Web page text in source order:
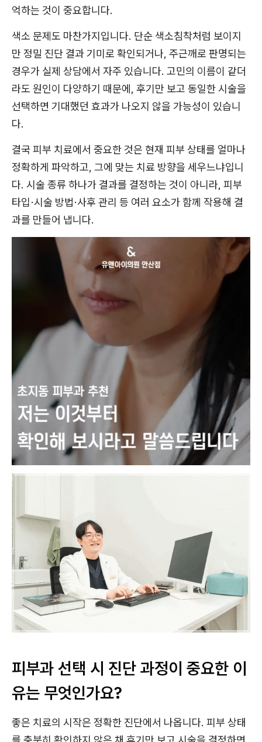
억하는 것이 중요합니다.
색소 문제도 마찬가지입니다. 단순 색소침착처럼 보이지
만 정밀 진단 결과 기미로 확인되거나, 주근깨로 판명되는
경우가 실제 상담에서 자주 있습니다. 고민의 이름이 같더
라도 원인이 다양하기 때문에, 후기만 보고 동일한 시술을
선택하면 기대했던 효과가 나오지 않을 가능성이 있습니
다.
결국 피부 치료에서 중요한 것은 현재 피부 상태를 얼마나
정확하게 파악하고, 그에 맞는 치료 방향을 세우느냐입니
다. 시술 종류 하나가 결과를 결정하는 것이 아니라, 피부
타입·시술 방법·사후 관리 등 여러 요소가 함께 작용해 결
과를 만들어 냅니다.
피부과 선택 시 진단 과정이 중요한 이
유는 무엇인가요?
좋은 치료의 시작은 정확한 진단에서 나옵니다. 피부 상태